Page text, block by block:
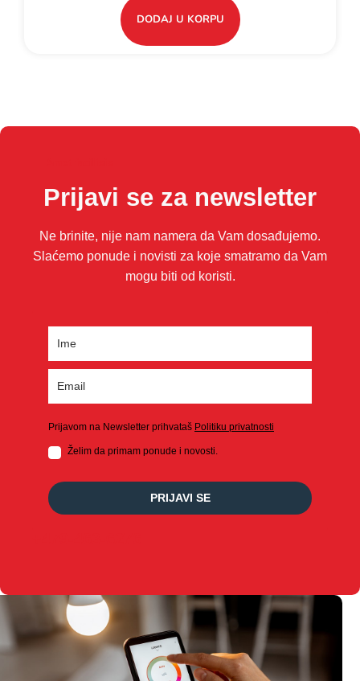
DODAJ U KORPU
Prijavi se za newsletter
Ne brinite, nije nam namera da Vam dosađujemo.
Slaćemo ponude i novisti za koje smatramo da Vam
mogu biti od koristi.
Prijavom na Newsletter prihvataš Politiku privatnosti
Želim da primam ponude i novosti.
PRIJAVI SE